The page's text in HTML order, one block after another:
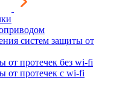
систем защиты от
от протечек без wi-fi
от протечек с wi-fi